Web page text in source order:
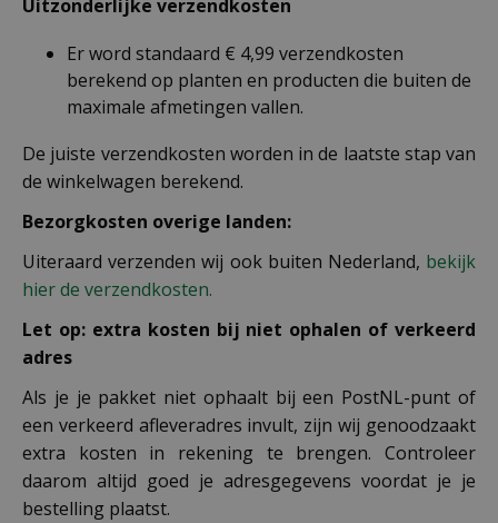
Uitzonderlijke verzendkosten
Er word standaard € 4,99 verzendkosten
berekend op planten en producten die buiten de
maximale afmetingen vallen.
De juiste verzendkosten worden in de laatste stap van
de winkelwagen berekend.
Bezorgkosten overige landen:
Uiteraard verzenden wij ook buiten Nederland, bekijk
hier de verzendkosten.
Let op: extra kosten bij niet ophalen of verkeerd
adres
Als je je pakket niet ophaalt bij een PostNL-punt of
een verkeerd afleveradres invult, zijn wij genoodzaakt
extra kosten in rekening te brengen. Controleer
daarom altijd goed je adresgegevens voordat je je
bestelling plaatst.